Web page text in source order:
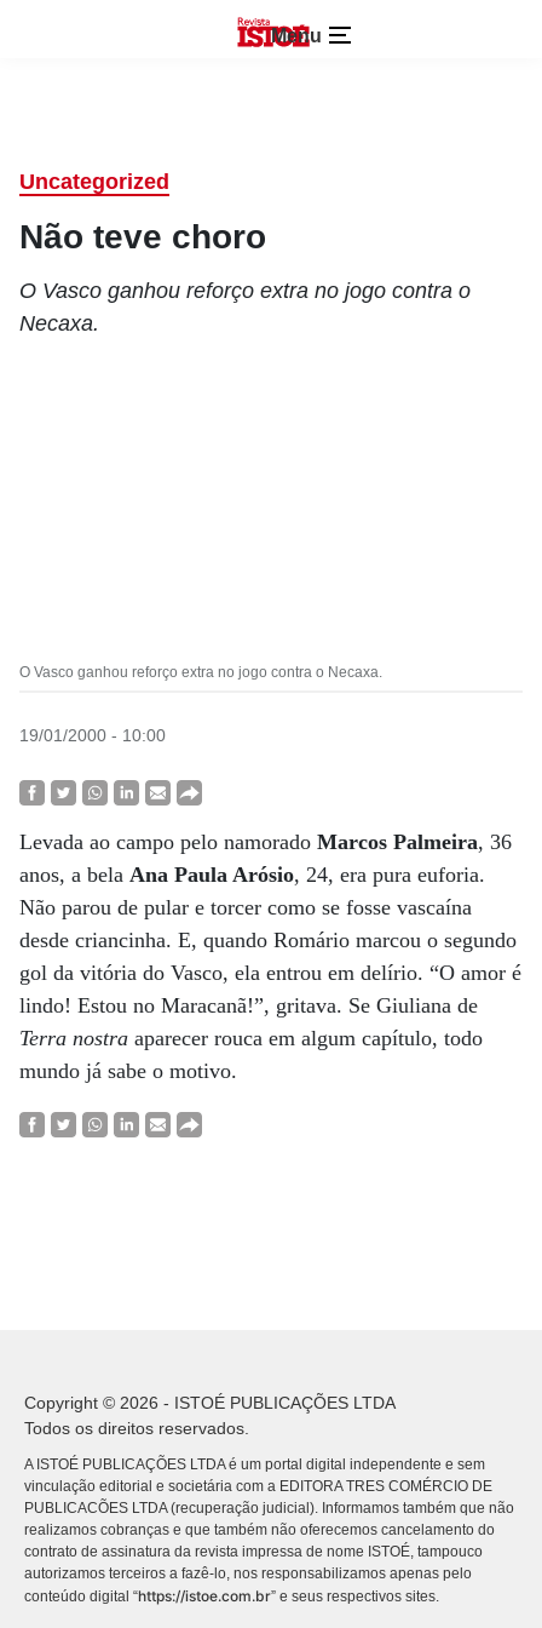
Menu
Uncategorized
Não teve choro
O Vasco ganhou reforço extra no jogo contra o
Necaxa.
O Vasco ganhou reforço extra no jogo contra o Necaxa.
19/01/2000 - 10:00
Levada ao campo pelo namorado Marcos Palmeira, 36
anos, a bela Ana Paula Arósio, 24, era pura euforia.
Não parou de pular e torcer como se fosse vascaína
desde criancinha. E, quando Romário marcou o segundo
gol da vitória do Vasco, ela entrou em delírio. “O amor é
lindo! Estou no Maracanã!”, gritava. Se Giuliana de
Terra nostra aparecer rouca em algum capítulo, todo
mundo já sabe o motivo.
Copyright © 2026 - ISTOÉ PUBLICAÇÕES LTDA
Todos os direitos reservados.
A ISTOÉ PUBLICAÇÕES LTDA é um portal digital independente e sem
vinculação editorial e societária com a EDITORA TRES COMÉRCIO DE
PUBLICACÕES LTDA (recuperação judicial). Informamos também que não
realizamos cobranças e que também não oferecemos cancelamento do
contrato de assinatura da revista impressa de nome ISTOÉ, tampouco
autorizamos terceiros a fazê-lo, nos responsabilizamos apenas pelo
conteúdo digital “https://istoe.com.br” e seus respectivos sites.